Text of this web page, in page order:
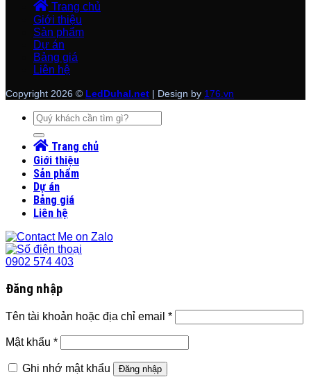
Trang chủ
Giới thiệu
Sản phẩm
Dự án
Bảng giá
Liên hệ
Copyright 2026 © LedDuhal.net | Design by 176.vn
Tìm
kiếm:
Trang chủ
Giới thiệu
Sản phẩm
Dự án
Bảng giá
Liên hệ
0902 574 403
Đăng nhập
Tên tài khoản hoặc địa chỉ email *
Mật khẩu *
Ghi nhớ mật khẩu Đăng nhập